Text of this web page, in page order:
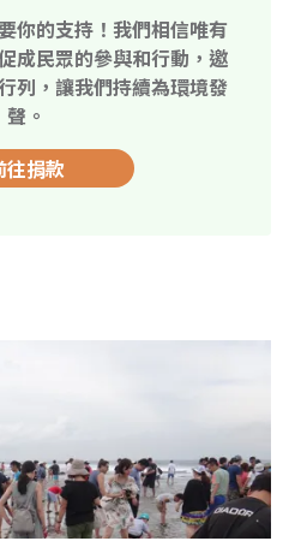
你的支持！我們相信唯有
成民眾的參與和行動，邀
列，讓我們持續為環境發
聲。
往捐款